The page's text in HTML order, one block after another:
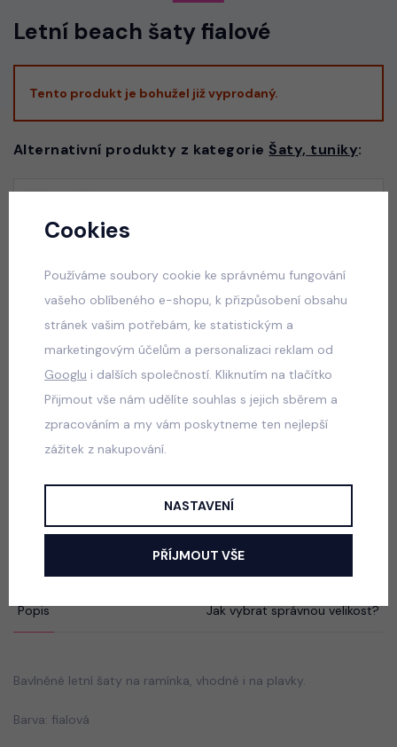
Letní beach šaty fialové
Tento produkt je bohužel již vyprodaný.
Alternativní produkty z kategorie Šaty, tuniky:
skladem
Luxury royal blue dress
skladem
550 Kč
Luxury Smaragd dress - luxusní dívčí šaty
550 Kč
Popis Jak vybrat správnou velikost?
Bavlněné letní šaty na ramínka, vhodné i na plavky.
Barva: fialová
Cookies
Používáme soubory cookie ke správnému fungování
vašeho oblíbeného e-shopu, k přizpůsobení obsahu
stránek vašim potřebám, ke statistickým a
marketingovým účelům a personalizaci reklam od
Googlu i dalších společností. Kliknutím na tlačítko
Přijmout vše nám udělíte souhlas s jejich sběrem a
zpracováním a my vám poskytneme ten nejlepší
zážitek z nakupování.
NASTAVENÍ
PŘÍJMOUT VŠE